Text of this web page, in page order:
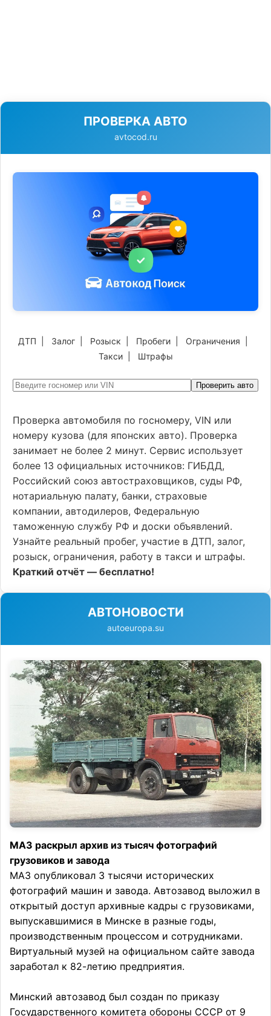
ПРОВЕРКА АВТО
avtocod.ru
ДТП Залог Розыск Пробеги Ограничения
Такси| Штрафы
Проверить авто
Проверка автомобиля по госномеру, VIN или
номеру кузова (для японских авто). Проверка
занимает не более 2 минут. Сервис использует
более 13 официальных источников: ГИБДД,
Российский союз автостраховщиков, суды РФ,
нотариальную палату, банки, страховые
компании, автодилеров, Федеральную
таможенную службу РФ и доски объявлений.
Узнайте реальный пробег, участие в ДТП, залог,
розыск, ограничения, работу в такси и штрафы.
Краткий отчёт — бесплатно!
АВТОНОВОСТИ
autoeuropa.su
МАЗ раскрыл архив из тысяч фотографий
грузовиков и завода
МАЗ опубликовал 3 тысячи исторических
фотографий машин и завода. Автозавод выложил в
открытый доступ архивные кадры с грузовиками,
выпускавшимися в Минске в разные годы,
производственным процессом и сотрудниками.
Виртуальный музей на официальном сайте завода
заработал к 82-летию предприятия.
Минский автозавод был создан по приказу
Государственного комитета обороны СССР от 9